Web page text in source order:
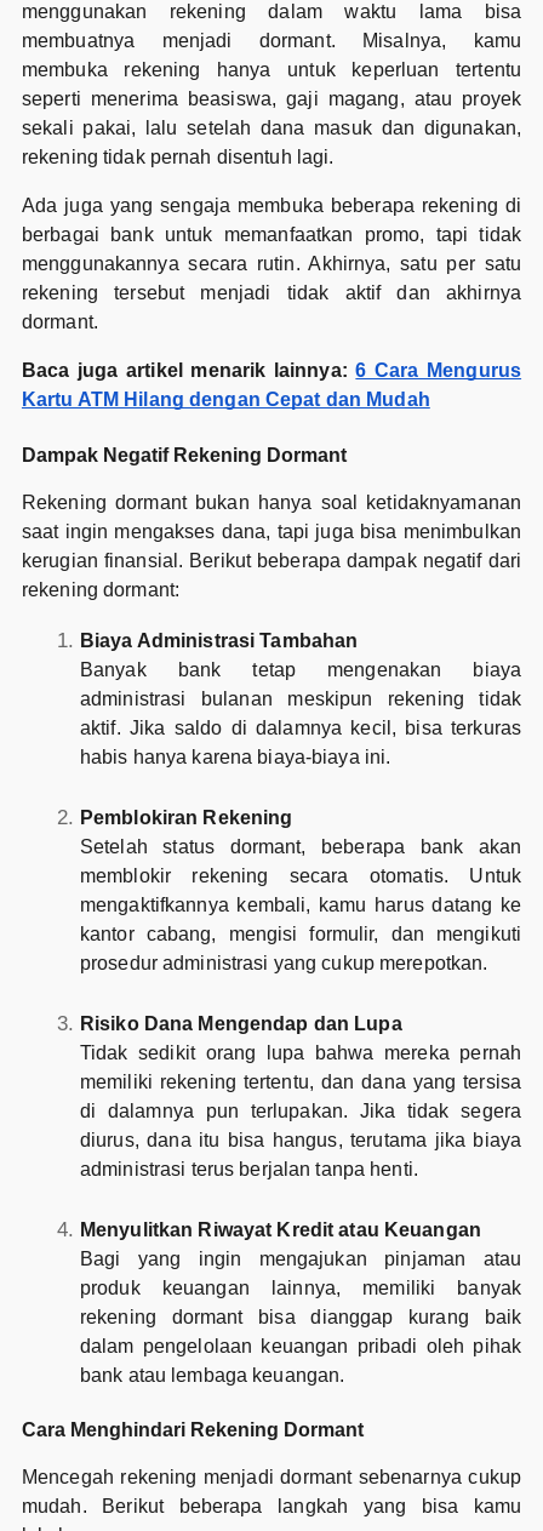
menggunakan rekening dalam waktu lama bisa
membuatnya menjadi dormant. Misalnya, kamu
membuka rekening hanya untuk keperluan tertentu
seperti menerima beasiswa, gaji magang, atau proyek
sekali pakai, lalu setelah dana masuk dan digunakan,
rekening tidak pernah disentuh lagi.
Ada juga yang sengaja membuka beberapa rekening di
berbagai bank untuk memanfaatkan promo, tapi tidak
menggunakannya secara rutin. Akhirnya, satu per satu
rekening tersebut menjadi tidak aktif dan akhirnya
dormant.
Baca juga artikel menarik lainnya:6 Cara Mengurus
Kartu ATM Hilang dengan Cepat dan Mudah
Dampak Negatif Rekening Dormant
Rekening dormant bukan hanya soal ketidaknyamanan
saat ingin mengakses dana, tapi juga bisa menimbulkan
kerugian finansial. Berikut beberapa dampak negatif dari
rekening dormant:
Biaya Administrasi Tambahan
Banyak bank tetap mengenakan biaya
administrasi bulanan meskipun rekening tidak
aktif. Jika saldo di dalamnya kecil, bisa terkuras
habis hanya karena biaya-biaya ini.
Pemblokiran Rekening
Setelah status dormant, beberapa bank akan
memblokir rekening secara otomatis. Untuk
mengaktifkannya kembali, kamu harus datang ke
kantor cabang, mengisi formulir, dan mengikuti
prosedur administrasi yang cukup merepotkan.
Risiko Dana Mengendap dan Lupa
Tidak sedikit orang lupa bahwa mereka pernah
memiliki rekening tertentu, dan dana yang tersisa
di dalamnya pun terlupakan. Jika tidak segera
diurus, dana itu bisa hangus, terutama jika biaya
administrasi terus berjalan tanpa henti.
Menyulitkan Riwayat Kredit atau Keuangan
Bagi yang ingin mengajukan pinjaman atau
produk keuangan lainnya, memiliki banyak
rekening dormant bisa dianggap kurang baik
dalam pengelolaan keuangan pribadi oleh pihak
bank atau lembaga keuangan.
Cara Menghindari Rekening Dormant
Mencegah rekening menjadi dormant sebenarnya cukup
mudah. Berikut beberapa langkah yang bisa kamu